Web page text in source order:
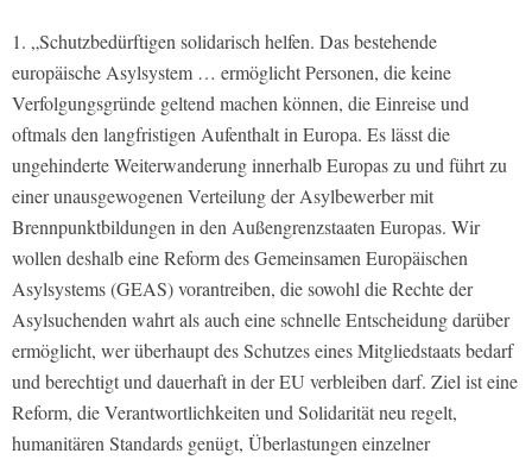
1. „Schutzbedürftigen solidarisch helfen. Das bestehende
europäische Asylsystem … ermöglicht Personen, die keine
Verfolgungsgründe geltend machen können, die Einreise und
oftmals den langfristigen Aufenthalt in Europa. Es lässt die
ungehinderte Weiterwanderung innerhalb Europas zu und führt zu
einer unausgewogenen Verteilung der Asylbewerber mit
Brennpunktbildungen in den Außengrenzstaaten Europas. Wir
wollen deshalb eine Reform des Gemeinsamen Europäischen
Asylsystems (GEAS) vorantreiben, die sowohl die Rechte der
Asylsuchenden wahrt als auch eine schnelle Entscheidung darüber
ermöglicht, wer überhaupt des Schutzes eines Mitgliedstaats bedarf
und berechtigt und dauerhaft in der EU verbleiben darf. Ziel ist eine
Reform, die Verantwortlichkeiten und Solidarität neu regelt,
humanitären Standards genügt, Überlastungen einzelner